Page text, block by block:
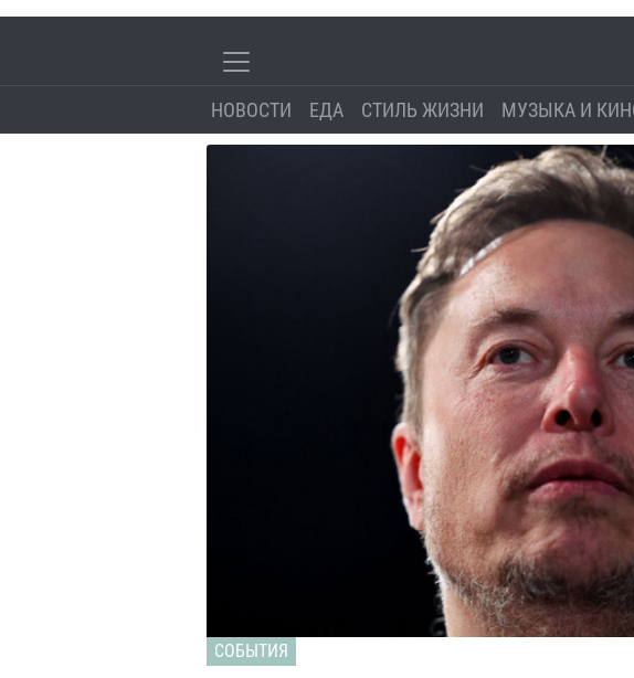
НОВОСТИ ЕДА СТИЛЬ ЖИЗНИ МУЗЫКА И
СОБЫТИЯ